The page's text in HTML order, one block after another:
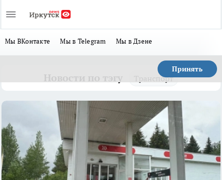
Мы ВКонтакте Мы в Telegram Мы в Дзене
Принять
Транспорт